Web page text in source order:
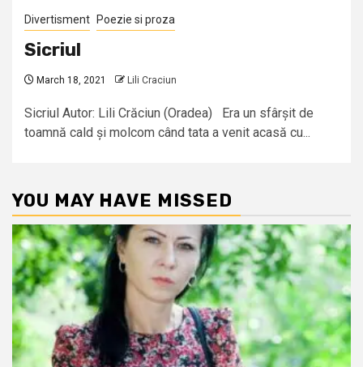
Divertisment Poezie si proza
Sicriul
March 18, 2021 Lili Craciun
Sicriul Autor: Lili Crăciun (Oradea) Era un sfârșit de
toamnă cald și molcom când tata a venit acasă cu...
YOU MAY HAVE MISSED